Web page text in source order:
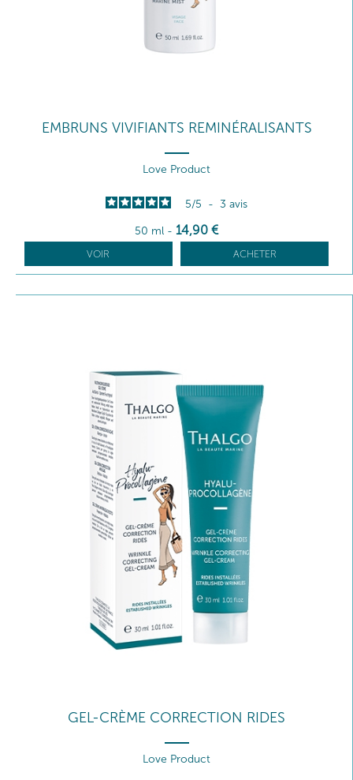
EMBRUNS VIVIFIANTS REMINÉRALISANTS
Love Product
5/5 - 3 avis
50 ml - 14,90 €
VOIR ACHETER
GEL-CRÈME CORRECTION RIDES
Love Product